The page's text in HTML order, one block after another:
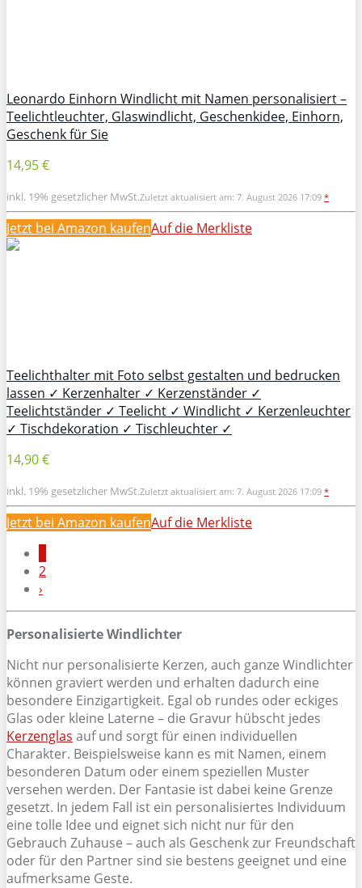
Leonardo Einhorn Windlicht mit Namen personalisiert –
Teelichtleuchter, Glaswindlicht, Geschenkidee, Einhorn,
Geschenk für Sie
14,95 €
inkl. 19% gesetzlicher MwSt.Zuletzt aktualisiert am: 7. August 2026 17:09 *
Jetzt bei Amazon kaufenAuf die Merkliste
Teelichthalter mit Foto selbst gestalten und bedrucken
lassen ✓ Kerzenhalter ✓ Kerzenständer ✓
Teelichtständer ✓ Teelicht ✓ Windlicht ✓ Kerzenleuchter
✓ Tischdekoration ✓ Tischleuchter ✓
14,90 €
inkl. 19% gesetzlicher MwSt.Zuletzt aktualisiert am: 7. August 2026 17:09 *
Jetzt bei Amazon kaufenAuf die Merkliste
2
›
Personalisierte Windlichter
Nicht nur personalisierte Kerzen, auch ganze Windlichter
können graviert werden und erhalten dadurch eine
besondere Einzigartigkeit. Egal ob rundes oder eckiges
Glas oder kleine Laterne – die Gravur hübscht jedes
Kerzenglas auf und sorgt für einen individuellen
Charakter. Beispielsweise kann es mit Namen, einem
besonderen Datum oder einem speziellen Muster
versehen werden. Der Fantasie ist dabei keine Grenze
gesetzt. In jedem Fall ist ein personalisiertes Individuum
eine tolle Idee und eignet sich nicht nur für den
Gebrauch Zuhause – auch als Geschenk zur Freundschaft
oder für den Partner sind sie bestens geeignet und eine
aufmerksame Geste.